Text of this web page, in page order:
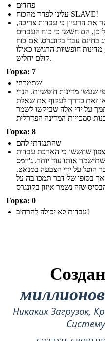
פחדים
עלינו לפחד מהכוח SLAVE!
הרעיון כי עבדות צריכה,
כן, הם חששו כי כוח העבדים
בחינם עבד בקונגרס. אם כוח
חופשיות הרגישו כאילו
קולם יחליש.
Горка: 7
שתמכתי
שעשו מדינות חופשיות. הנרי
זאת כדרך לעקוף את שאלת
על ידי אלה שביקשו לשמר
Горка: 8
שהתנגדתי להם
שחששו כי הארכת עבדות
שתישמר אותו עוד יותר. ג'יימס Tallmadge של ניו יורק אפילו הציע תיקון כי
הופל על ידי הצבעה בסנאט.
בסופו של דבר תמכו בה על
Горка: 0
עבדות לא יכולה להרחיב!
миллионов
Никаких Загрузок,